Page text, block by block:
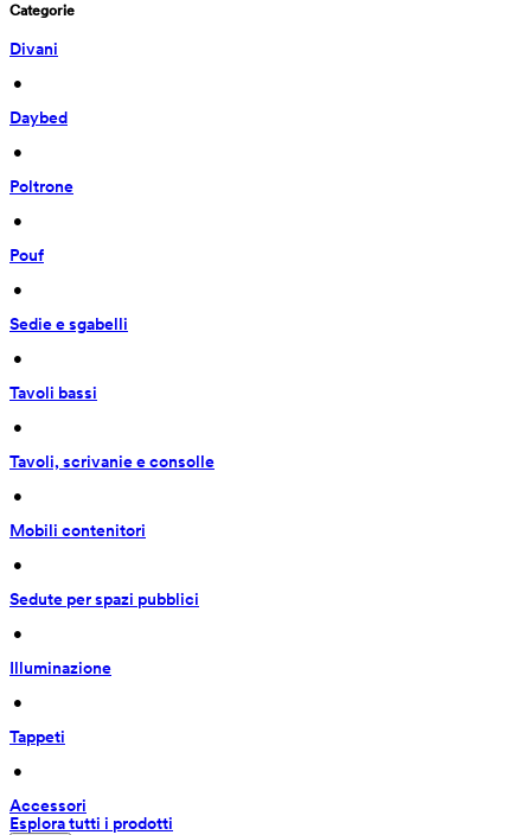
Categorie
Divani
•
Daybed
•
Poltrone
•
Pouf
•
Sedie e sgabelli
•
Tavoli bassi
•
Tavoli, scrivanie e consolle
•
Mobili contenitori
•
Sedute per spazi pubblici
•
Illuminazione
•
Tappeti
•
Accessori
Esplora tutti i prodotti